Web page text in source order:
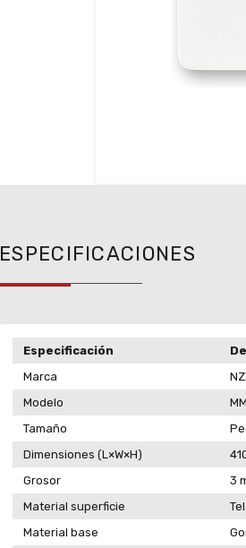
ESPECIFICACIONES
Especificación
Marca
Modelo
Tamaño
Dimensiones (L×W×H)
Grosor
3
Material superficie
Material base